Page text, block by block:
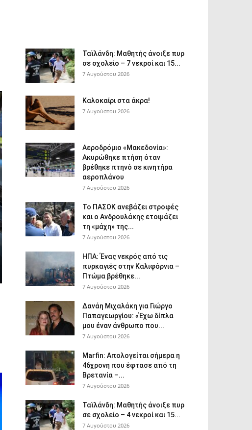
Ταϊλάνδη: Μαθητής άνοιξε πυρ
σε σχολείο – 7 νεκροί και 15...
7 Αυγούστου 2026
Καλοκαίρι στα άκρα!
7 Αυγούστου 2026
Αεροδρόμιο «Μακεδονία»:
Ακυρώθηκε πτήση όταν
βρέθηκε πτηνό σε κινητήρα
αεροπλάνου
7 Αυγούστου 2026
Το ΠΑΣΟΚ ανεβάζει στροφές
και ο Ανδρουλάκης ετοιμάζει
τη «μάχη» της...
7 Αυγούστου 2026
ΗΠΑ: Ένας νεκρός από τις
πυρκαγιές στην Καλιφόρνια –
Πτώμα βρέθηκε...
7 Αυγούστου 2026
Δανάη Μιχαλάκη για Γιώργο
Παπαγεωργίου: «Έχω δίπλα
μου έναν άνθρωπο που...
7 Αυγούστου 2026
Marfin: Απολογείται σήμερα η
46χρονη που έφτασε από τη
Βρετανία –...
7 Αυγούστου 2026
Ταϊλάνδη: Μαθητής άνοιξε πυρ
σε σχολείο – 4 νεκροί και 15...
7 Αυγούστου 2026